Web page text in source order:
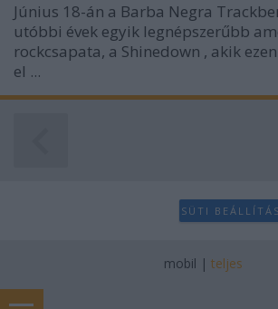
Június 18-án a Barba Negra
utóbbi évek egyik legnépszerűbb
rockcsapata, a Shinedown , akik
el ...
SÜTI
mobil | teljes